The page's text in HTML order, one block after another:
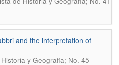
and the interpretation of
y Geografí­a; No. 45